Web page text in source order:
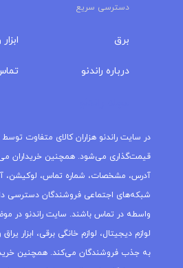
دسترسی سریع
برق
درباره‌ راندنو
در سایت راندنو هزاران کالای متفاوت
قیمت‌گذاری می‌شود. همچنین خریداران
آدرس، مشخصات، شماره تماس، لوکیشن،
شبکه‌های اجتماعی فروشندگان دسترسی
واسطه در تماس باشند. سایت راندنو در
لوازم دیجیتال، لوازم خانگی برقی، ابزار
به جذب فروشندگان می‌کند. همچنین